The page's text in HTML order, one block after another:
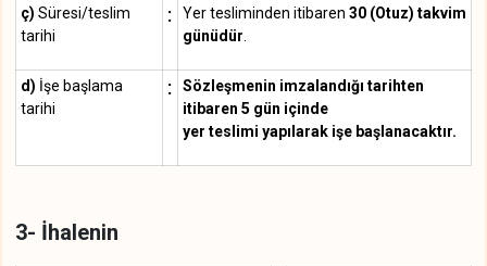
ç) Süresi/teslim
tarihi
: Yer tesliminden itibaren 30 (Otuz) takvim
günüdür
d) İşe başlama
tarihi
:
Sözleşmenin imzalandığı tarihten
itibaren 5 gün içinde
yer teslimi yapılarak işe başlanacaktır.
3- İhalenin